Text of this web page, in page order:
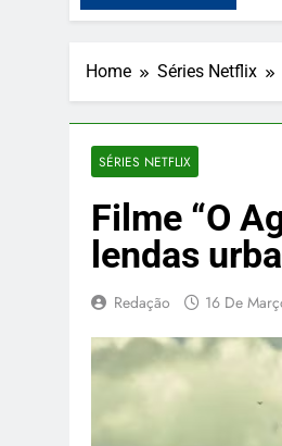
Home Séries Netflix
SÉRIES NETFLIX
Filme “O
lendas
Redação 16 De